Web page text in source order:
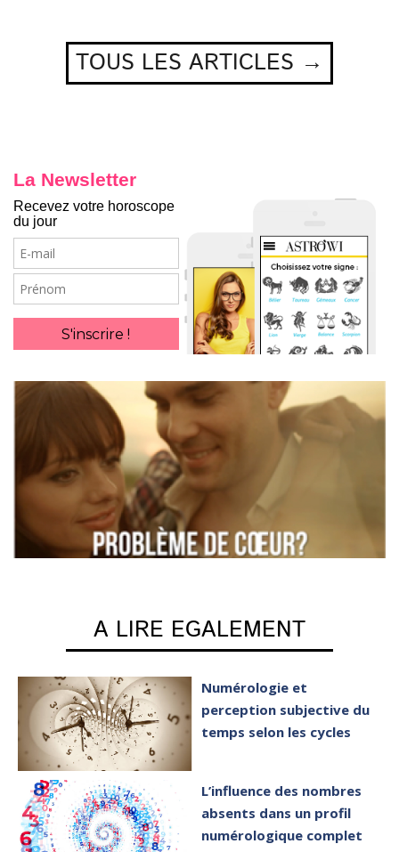
TOUS LES ARTICLES →
La Newsletter
Recevez votre horoscope
du jour
E-
mail
Prénom
S'inscrire !
A LIRE EGALEMENT
Numérologie et
perception subjective du
temps selon les cycles
L’influence des nombres
absents dans un profil
numérologique complet